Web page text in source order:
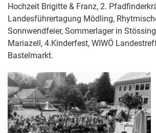
Hochzeit Brigitte & Franz, 2.
Landesführertagung Mödling,
Sonnwendfeier, Sommerlager in
Mariazell, 4.Kinderfest, WIWÖ
Bastelmarkt.